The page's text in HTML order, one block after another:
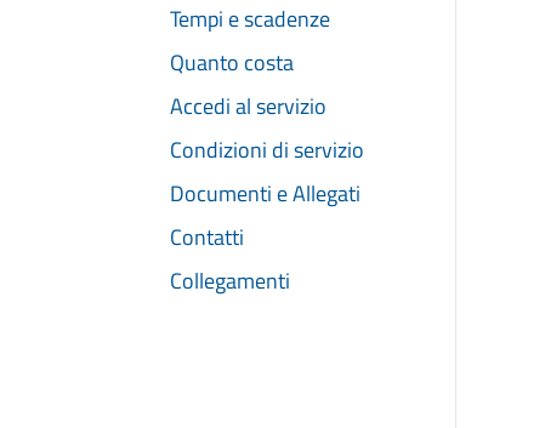
Tempi e scadenze
Quanto costa
Accedi al servizio
Condizioni di servizio
Documenti e Allegati
Contatti
Collegamenti